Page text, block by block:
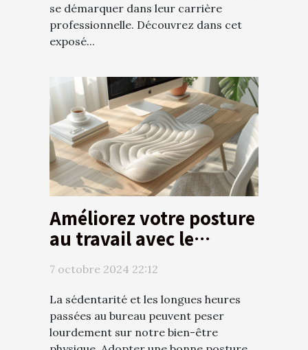
se démarquer dans leur carrière
professionnelle. Découvrez dans cet
exposé...
Améliorez votre posture
au travail avec le
coussin de chaise idéal
7 octobre 2024 22:12
La sédentarité et les longues heures
passées au bureau peuvent peser
lourdement sur notre bien-être